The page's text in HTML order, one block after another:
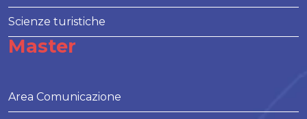
Scienze turistiche
Master
Area Comunicazione